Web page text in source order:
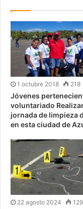
1 octubre 2018 218
Jóvenes
voluntariado
jornada de limpieza
en esta ciudad de
22 agosto 2024 129